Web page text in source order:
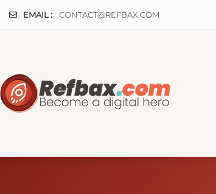
EMAIL : CONTACT@REFBAX.COM